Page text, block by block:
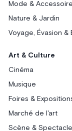
Mode &
Nature & Jardin
Voyage, Évasion &
Art & Culture
Cinéma
Musique
Foires &
Marché de l'art
Scène &